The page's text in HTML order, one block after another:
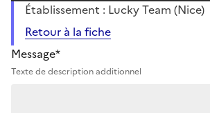
Établissement : Lucky Team (Nice)
Retour à la fiche
Message*
Texte de description additionnel